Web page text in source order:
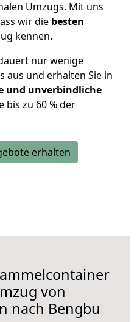
Umzugs. Mit uns
wir die besten
kennen.
nur wenige
aus und erhalten Sie in
und unverbindliche
bis zu 60 % der
erhalten
von
nach Bengbu